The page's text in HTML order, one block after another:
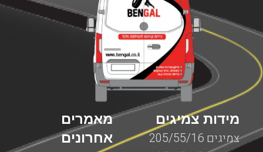
מאמרים
אחרונים
מידות צמיגים
צמיגים 205/55/16